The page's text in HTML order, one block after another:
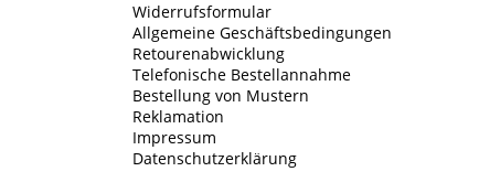
Widerrufsformular
Allgemeine Geschäftsbedingungen
Retourenabwicklung
Telefonische Bestellannahme
Bestellung von Mustern
Reklamation
Impressum
Datenschutzerklärung